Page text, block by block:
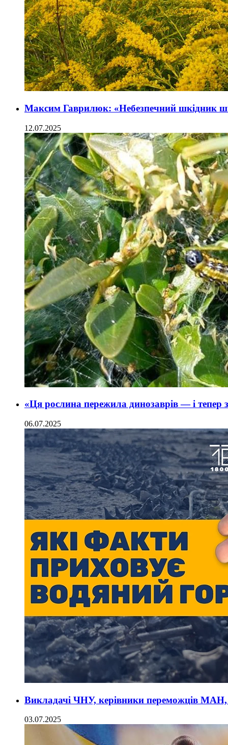
Максим Гаврилюк: «Небезпечний шкідник
12.07.2025
«Ця рослина пережила динозаврів — і тепер
06.07.2025
Викладачі ЧНУ, керівники переможців МАН,
03.07.2025